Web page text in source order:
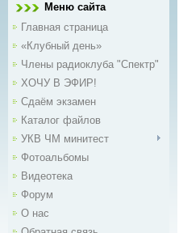
Меню сайта
Главная страница
«Клубный день»
Члены радиоклуба "Спектр"
ХОЧУ В ЭФИР!
Сдаём экзамен
Каталог файлов
УКВ ЧМ минитест
Фотоальбомы
Видеотека
Форум
О нас